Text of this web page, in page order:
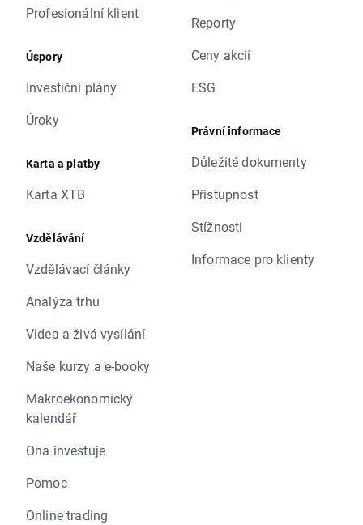
Profesionální klient
Úspory
Investiční plány
Úroky
Karta a platby
Karta XTB
Vzdělávání
Vzdělávací články
Analýza trhu
Videa a živá vysílání
Naše kurzy a e-booky
Makroekonomický
kalendář
Ona investuje
Pomoc
Online trading
Reporty
Ceny akcií
ESG
Právní informace
Důležité dokumenty
Přístupnost
Stížnosti
Informace pro klienty